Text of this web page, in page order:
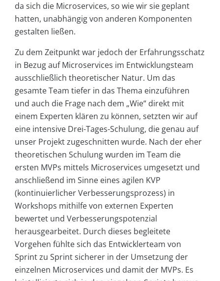
da sich die Microservices, so wie wir sie geplant
hatten, unabhängig von anderen Komponenten
gestalten ließen.
Zu dem Zeitpunkt war jedoch der Erfahrungsschatz
in Bezug auf Microservices im Entwicklungsteam
ausschließlich theoretischer Natur. Um das
gesamte Team tiefer in das Thema einzuführen
und auch die Frage nach dem „Wie“ direkt mit
einem Experten klären zu können, setzten wir auf
eine intensive Drei-Tages-Schulung, die genau auf
unser Projekt zugeschnitten wurde. Nach der eher
theoretischen Schulung wurden im Team die
ersten MVPs mittels Microservices umgesetzt und
anschließend im Sinne eines agilen KVP
(kontinuierlicher Verbesserungsprozess) in
Workshops mithilfe von externen Experten
bewertet und Verbesserungspotenzial
herausgearbeitet. Durch dieses begleitete
Vorgehen fühlte sich das Entwicklerteam von
Sprint zu Sprint sicherer in der Umsetzung der
einzelnen Microservices und damit der MVPs. Es